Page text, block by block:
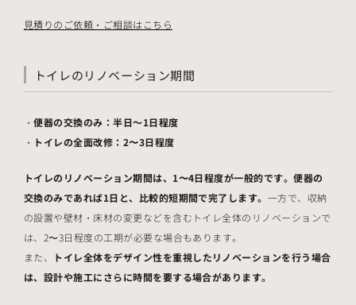
見積りのご依頼・ご相談はこちら
トイレのリノベーション期間
便器の交換のみ：半日～1日程度
トイレの全面改修：2〜3日程度
トイレのリノベーション期間は、1〜4日程度が一般的です。便器の
交換のみであれば1日と、比較的短期間で完了します。 一方で、収納
の設置や壁材・床材の変更などを含むトイレ全体のリノベーションで
は、2〜3日程度の工期が必要な場合もあります。
また、
トイレ全体をデザイン性を重視したリノベーションを行う場合
は、設計や施工にさらに時間を要する場合があります。